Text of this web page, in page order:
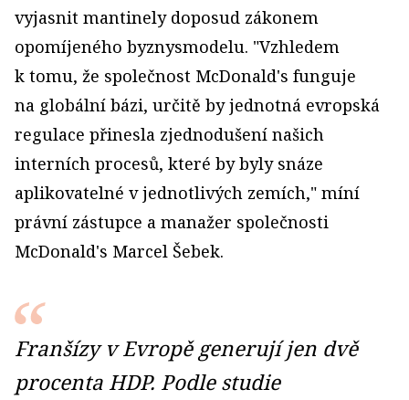
vyjasnit mantinely doposud zákonem
opomíjeného byznysmodelu. "Vzhledem
k tomu, že společnost McDonald's funguje
na globální bázi, určitě by jednotná evropská
regulace přinesla zjednodušení našich
interních procesů, které by byly snáze
aplikovatelné v jednotlivých zemích," míní
právní zástupce a manažer společnosti
McDonald's Marcel Šebek.
Franšízy v Evropě generují jen dvě
procenta HDP. Podle studie